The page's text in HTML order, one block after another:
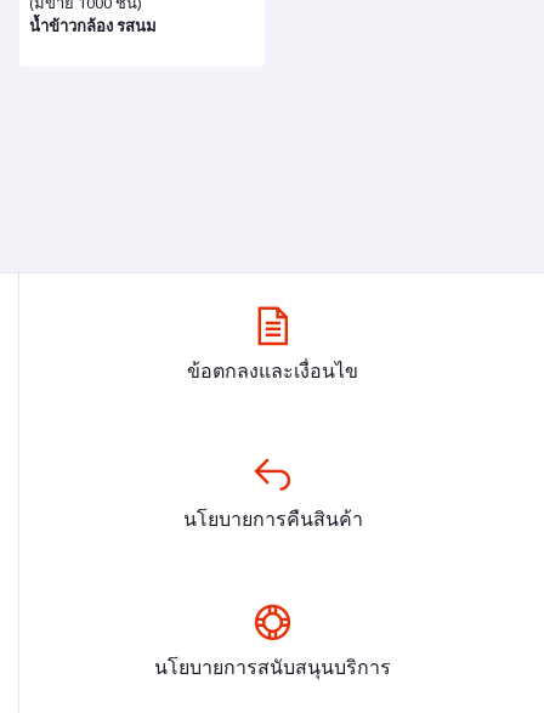
น้ำข้าวกล้อง รสนม
ข้อตกลงและเงื่อนไข
นโยบายการคืนสินค้า
นโยบายการสนับสนุนบริการ